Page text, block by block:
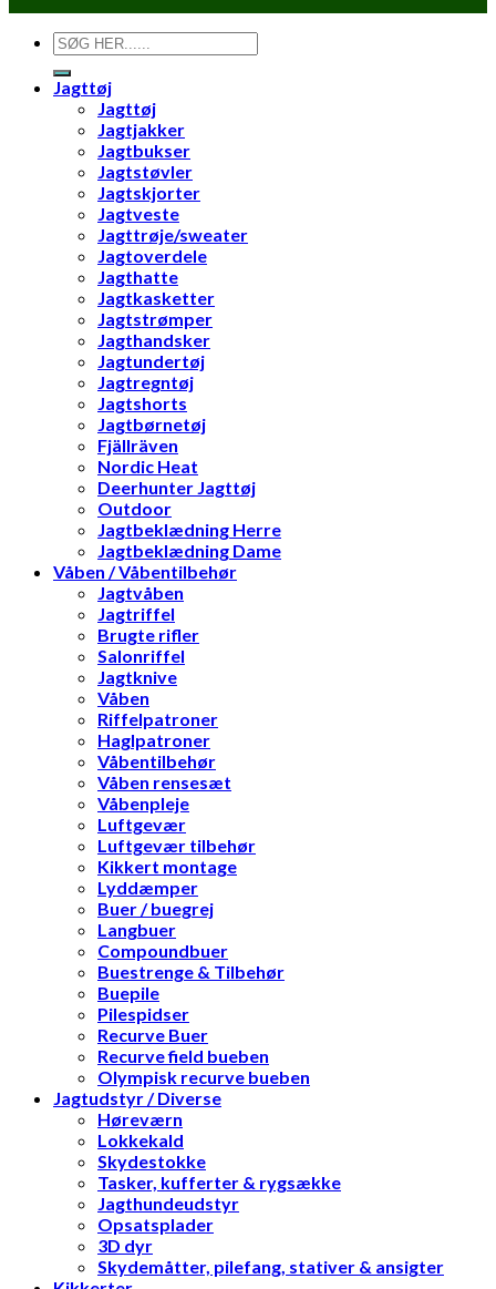
Søg
efter:
Jagttøj
Jagttøj
Jagtjakker
Jagtbukser
Jagtstøvler
Jagtskjorter
Jagtveste
Jagttrøje/sweater
Jagtoverdele
Jagthatte
Jagtkasketter
Jagtstrømper
Jagthandsker
Jagtundertøj
Jagtregntøj
Jagtshorts
Jagtbørnetøj
Fjällräven
Nordic Heat
Deerhunter Jagttøj
Outdoor
Jagtbeklædning Herre
Jagtbeklædning Dame
Våben / Våbentilbehør
Jagtvåben
Jagtriffel
Brugte rifler
Salonriffel
Jagtknive
Våben
Riffelpatroner
Haglpatroner
Våbentilbehør
Våben rensesæt
Våbenpleje
Luftgevær
Luftgevær tilbehør
Kikkert montage
Lyddæmper
Buer / buegrej
Langbuer
Compoundbuer
Buestrenge & Tilbehør
Buepile
Pilespidser
Recurve Buer
Recurve field bueben
Olympisk recurve bueben
Jagtudstyr / Diverse
Høreværn
Lokkekald
Skydestokke
Tasker, kufferter & rygsække
Jagthundeudstyr
Opsatsplader
3D dyr
Skydemåtter, pilefang, stativer & ansigter